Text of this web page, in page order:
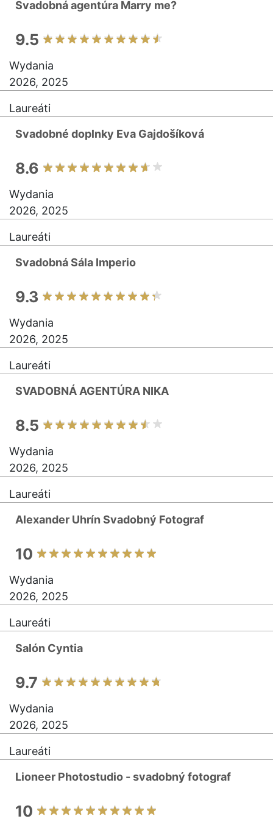
Svadobná agentúra Marry me?
9.5
Wydania
2026, 2025
Laureáti
Svadobné doplnky Eva Gajdošíková
8.6
Wydania
2026, 2025
Laureáti
Svadobná Sála Imperio
9.3
Wydania
2026, 2025
Laureáti
SVADOBNÁ AGENTÚRA NIKA
8.5
Wydania
2026, 2025
Laureáti
Alexander Uhrín Svadobný Fotograf
10
Wydania
2026, 2025
Laureáti
Salón Cyntia
9.7
Wydania
2026, 2025
Laureáti
Lioneer Photostudio - svadobný fotograf
10